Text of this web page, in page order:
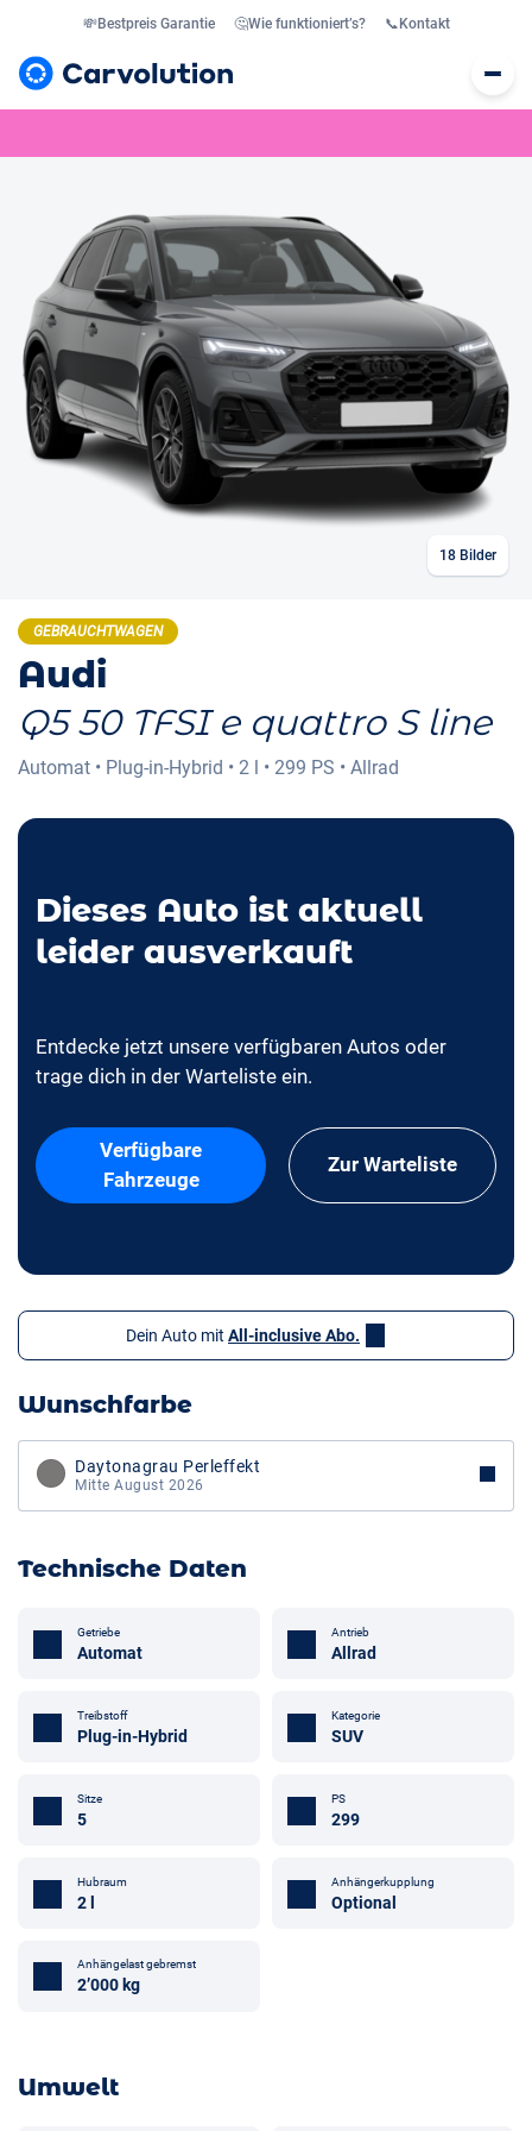
💸Bestpreis Garantie 🤔Wie funktioniert’s? 📞 Kontakt
18 Bilder
GEBRAUCHTWAGEN
Audi
Q5 50 TFSI e quattro S line
Automat • Plug-in-Hybrid • 2 l • 299 PS • Allrad
Dieses Auto ist aktuell
leider ausverkauft
Entdecke jetzt unsere verfügbaren Autos oder
trage dich in der Warteliste ein.
Verfügbare
Fahrzeuge
Zur Warteliste
Dein Auto mit All-inclusive Abo.
Wunschfarbe
Daytonagrau Perleffekt
Mitte August 2026
Technische Daten
Getriebe
Automat
Antrieb
Allrad
Treibstoff
Plug-in-Hybrid
Kategorie
SUV
Sitze
5
PS
299
Hubraum
2 l
Anhängerkupplung
Optional
Anhängelast gebremst
2’000 kg
Umwelt